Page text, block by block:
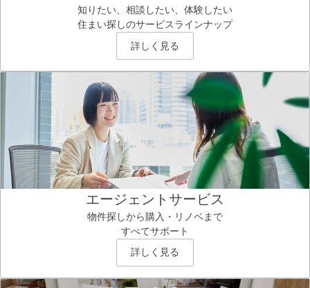
知りたい、相談したい、体験したい
住まい探しのサービスラインナップ
詳しく見る
エージェントサービス
物件探しから購入・リノベまで
すべてサポート
詳しく見る